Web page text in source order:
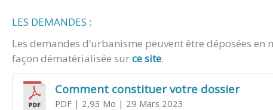
LES DEMANDES :
Les demandes d’urbanisme peuvent être déposées
façon dématérialisée surce site.
Comment constituer votre dossier
PDF| 2,93 Mo | 29 Mars 2023